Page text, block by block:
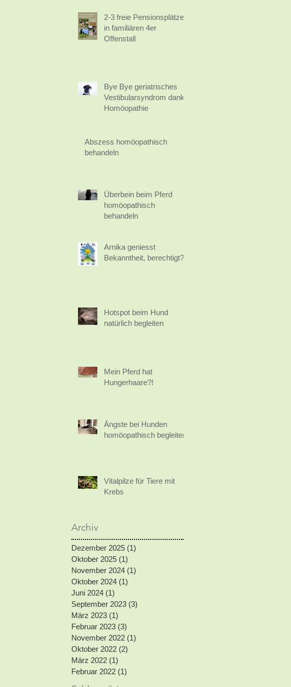
2-3 freie Pensionsplätze
in familiären 4er
Offenstall
Bye Bye geriatrisches
Vestibularsyndrom dank
Homöopathie
Abszess homöopathisch
behandeln
Überbein beim Pferd
homöopathisch
behandeln
Arnika geniesst
Bekanntheit, berechtigt?
Hotspot beim Hund
natürlich begleiten
Mein Pferd hat
Hungerhaare?!
Ängste bei Hunden
homöopathisch begleiten
Vitalpilze für Tiere mit
Krebs
Archiv
Dezember 2025 (1)
Oktober 2025 (1)
November 2024 (1)
Oktober 2024 (1)
Juni 2024 (1)
September 2023 (3)
März 2023 (1)
Februar 2023 (3)
November 2022 (1)
Oktober 2022 (2)
März 2022 (1)
Februar 2022 (1)